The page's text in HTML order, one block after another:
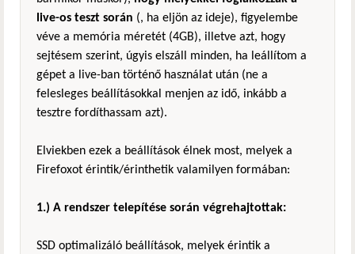
live-os teszt során (, ha eljön az ideje), figyelembe
véve a memória méretét (4GB), illetve azt, hogy
sejtésem szerint, úgyis elszáll minden, ha leállítom a
gépet a live-ban történő használat után (ne a
felesleges beállításokkal menjen az idő, inkább a
tesztre fordíthassam azt).
Elviekben ezek a beállítások élnek most, melyek a
Firefoxot érintik/érinthetik valamilyen formában:
1.) A rendszer telepítése során végrehajtottak:
SSD optimalizáló beállítások, melyek érintik a